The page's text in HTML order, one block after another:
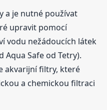
a je nutné používat
upravit pomocí
vodu nežádoucích látek
Aqua Safe od Tetry).
akvarijní filtry, které
a chemickou filtraci